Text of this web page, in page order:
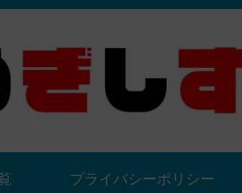
プライバシーポリシー